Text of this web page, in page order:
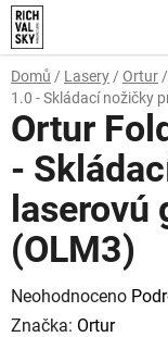
Přejít
na
obsah
Domů / Lasery / Ortur /
1.0 - Skládací nožičky
Ortur
-
laserovú
(OLM3)
Průměrné
hodnocení
Neohodnoceno
Značka: Ortur